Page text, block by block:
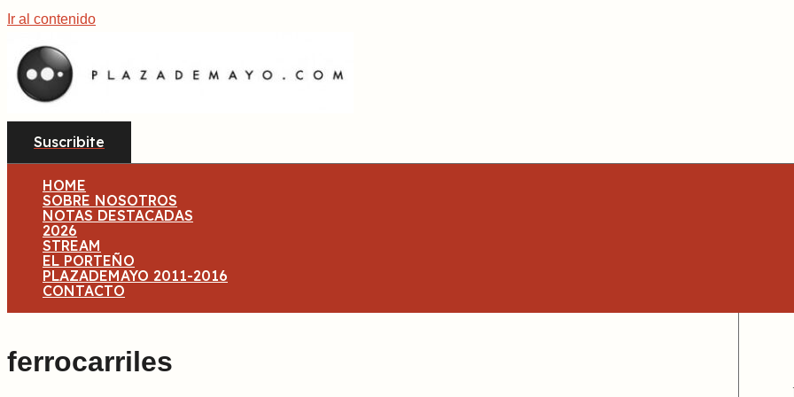
Ir al contenido
Suscribite
HOME
SOBRE NOSOTROS
NOTAS DESTACADAS
2026
STREAM
EL PORTEÑO
PLAZADEMAYO 2011-2016
CONTACTO
ferrocarriles